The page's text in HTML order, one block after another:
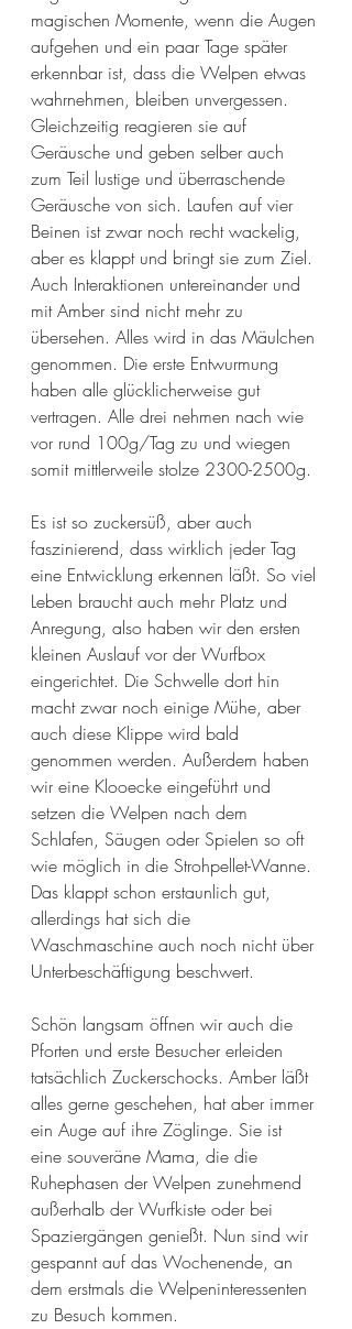
magischen Momente, wenn die Augen
aufgehen und ein paar Tage später
erkennbar ist, dass die Welpen etwas
wahrnehmen, bleiben unvergessen.
Gleichzeitig reagieren sie auf
Geräusche und geben selber auch
zum Teil lustige und überraschende
Geräusche von sich. Laufen auf vier
Beinen ist zwar noch recht wackelig,
aber es klappt und bringt sie zum Ziel.
Auch Interaktionen untereinander und
mit Amber sind nicht mehr zu
übersehen. Alles wird in das Mäulchen
genommen. Die erste Entwurmung
haben alle glücklicherweise gut
vertragen. Alle drei nehmen nach wie
vor rund 100g/Tag zu und wiegen
somit mittlerweile stolze 2300-2500g.
Es ist so zuckersüß, aber auch
faszinierend, dass wirklich jeder Tag
eine Entwicklung erkennen läßt. So viel
Leben braucht auch mehr Platz und
Anregung, also haben wir den ersten
kleinen Auslauf vor der Wurfbox
eingerichtet. Die Schwelle dort hin
macht zwar noch einige Mühe, aber
auch diese Klippe wird bald
genommen werden. Außerdem haben
wir eine Klooecke eingeführt und
setzen die Welpen nach dem
Schlafen, Säugen oder Spielen so oft
wie möglich in die Strohpellet-Wanne.
Das klappt schon erstaunlich gut,
allerdings hat sich die
Waschmaschine auch noch nicht über
Unterbeschäftigung beschwert.
Schön langsam öffnen wir auch die
Pforten und erste Besucher erleiden
tatsächlich Zuckerschocks. Amber läßt
alles gerne geschehen, hat aber immer
ein Auge auf ihre Zöglinge. Sie ist
eine souveräne Mama, die die
Ruhephasen der Welpen zunehmend
außerhalb der Wurfkiste oder bei
Spaziergängen genießt. Nun sind wir
gespannt auf das Wochenende, an
dem erstmals die Welpeninteressenten
zu Besuch kommen.